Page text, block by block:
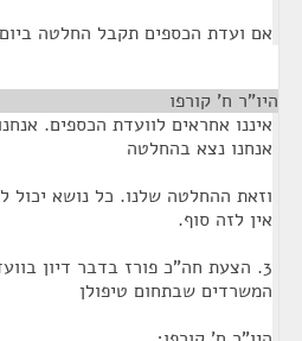
אם ועדת הכספים תקבל החלטה
היו"ר ח' קורפו
איננו אחראים לוועדת הכספים.
אנחנו נצא בהחלטה
וזאת ההחלטה שלנו. כל נושא יכול
אין לזה סוף.
3. הצעת חה"כ פורז בדבר דיון
המשרדים שבתחום טיפולן